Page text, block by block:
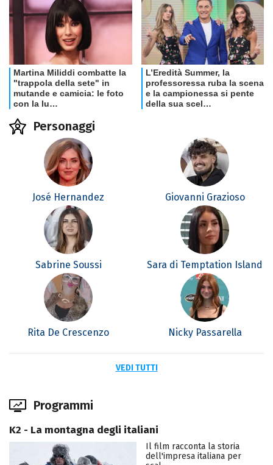
Personaggi
José Hernandez Giovanni Grazioso
Sabrine Soussi Sara di Temptation Island
Rita De Crescenzo Nicky Passarella
VEDI TUTTI
Programmi
K2 - La montagna degli italiani
Il film racconta la storia
dell'impresa italiana per